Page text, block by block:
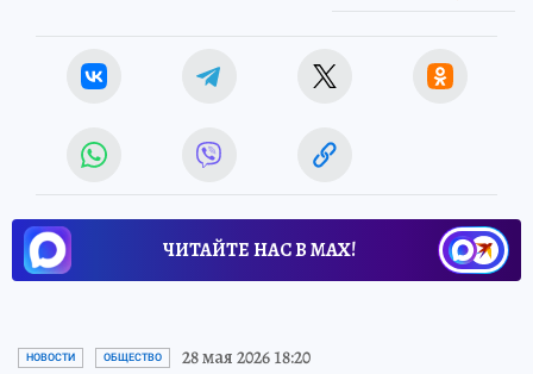
ЧИТАЙТЕ НАС В МАХ!
НОВОСТИ ОБЩЕСТВО 28 мая 2026 18:20